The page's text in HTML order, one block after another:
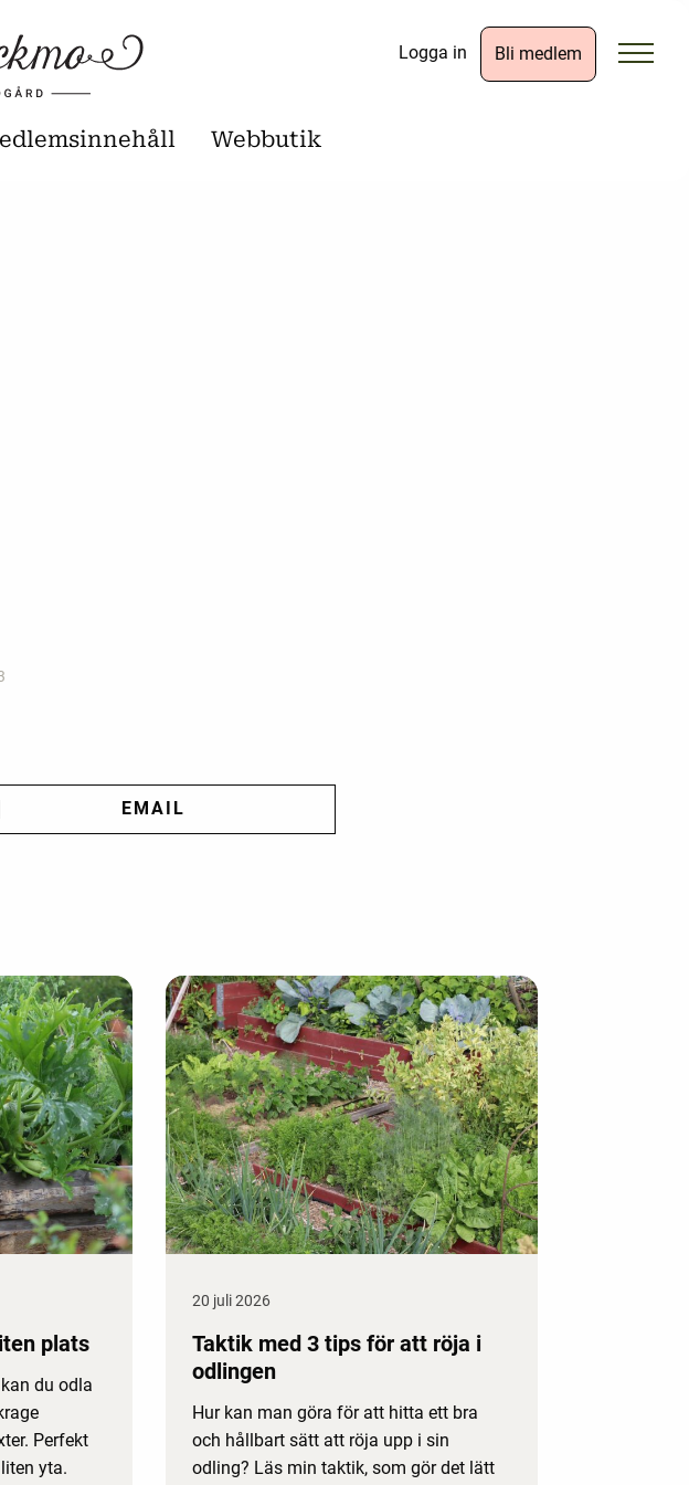
Logga in Bli medlem
Webbutik
EMAIL
plats
du odla
Perfekt
yta.
20 juli 2026
Taktik med 3 tips för att röja i
odlingen
Hur kan man göra för att hitta ett bra
och hållbart sätt att röja upp i sin
odling? Läs min taktik, som gör det lätt